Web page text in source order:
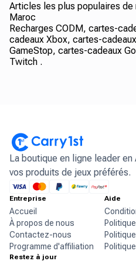
Articles les plus populaires de
Maroc
Recharges CODM, cartes-
cadeaux Xbox, cartes-
GameStop, cartes-cadeaux
Twitch .
La boutique en ligne leader en
vos produits de jeux préférés.
Entreprise
Accueil
À propos de nous
Contactez-nous
Programme d'affiliation
Aide
Restez à jour